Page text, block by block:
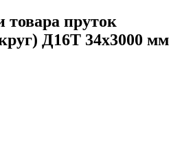
товара пруток
Д16Т 34х3000 мм